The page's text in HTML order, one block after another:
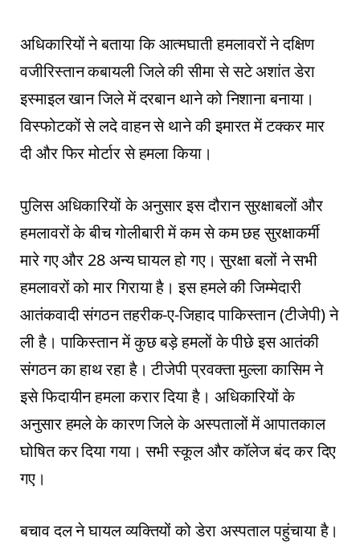
अधिकारियों ने बताया कि आत्मघाती हमलावरों ने दक्षिण
वजीरिस्तान कबायली जिले की सीमा से सटे अशांत डेरा
इस्माइल खान जिले में दरबान थाने को निशाना बनाया।
विस्फोटकों से लदे वाहन से थाने की इमारत में टक्कर मार
दी और फिर मोर्टार से हमला किया।
पुलिस अधिकारियों के अनुसार इस दौरान सुरक्षाबलों और
हमलावरों के बीच गोलीबारी में कम से कम छह सुरक्षाकर्मी
मारे गए और 28 अन्य घायल हो गए। सुरक्षा बलों ने सभी
हमलावरों को मार गिराया है। इस हमले की जिम्मेदारी
आतंकवादी संगठन तहरीक-ए-जिहाद पाकिस्तान (टीजेपी) ने
ली है। पाकिस्तान में कुछ बड़े हमलों के पीछे इस आतंकी
संगठन का हाथ रहा है। टीजेपी प्रवक्ता मुल्ला कासिम ने
इसे फिदायीन हमला करार दिया है। अधिकारियों के
अनुसार हमले के कारण जिले के अस्पतालों में आपातकाल
घोषित कर दिया गया। सभी स्कूल और कॉलेज बंद कर दिए
गए।
बचाव दल ने घायल व्यक्तियों को डेरा अस्पताल पहुंचाया है।